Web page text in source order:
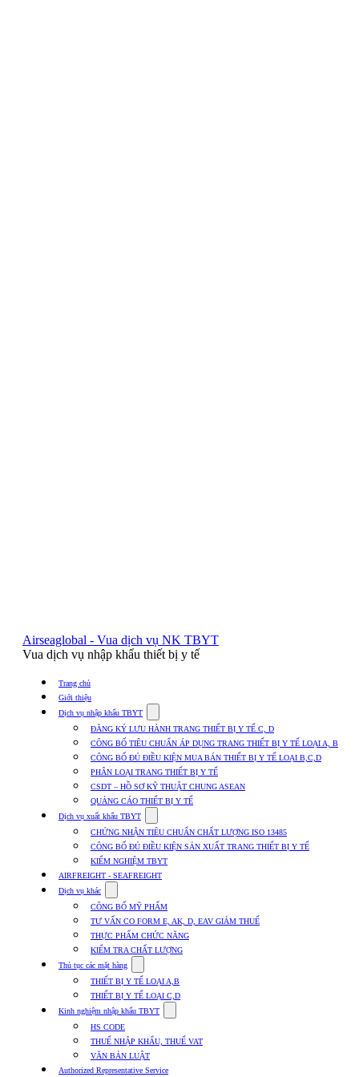
Airseaglobal - Vua dịch vụ NK TBYT
Vua dịch vụ nhập khẩu thiết bị y tế
Trang chủ
Giới thiệu
Dịch vụ nhập khẩu TBYT
submenu
for
Dịch
vụ
nhập
khẩu
TBYT
ĐĂNG KÝ LƯU HÀNH TRANG THIẾT BỊ Y TẾ C, D
CÔNG BỐ TIÊU CHUẨN ÁP DỤNG TRANG THIẾT BỊ Y TẾ LOẠI A, B
CÔNG BỐ ĐỦ ĐIỀU KIỆN MUA BÁN THIẾT BỊ Y TẾ LOẠI B,C,D
PHÂN LOẠI TRANG THIẾT BỊ Y TẾ
CSDT – HỒ SƠ KỸ THUẬT CHUNG ASEAN
QUẢNG CÁO THIẾT BỊ Y TẾ
Dịch vụ xuất khẩu TBYT
submenu
for
Dịch
vụ
xuất
TBYT
CHỨNG NHẬN TIÊU CHUẨN CHẤT LƯỢNG ISO 13485
CÔNG BỐ ĐỦ ĐIỀU KIỆN SẢN XUẤT TRANG THIẾT BỊ Y TẾ
KIỂM NGHIỆM TBYT
AIRFREIGHT - SEAFREIGHT
Dịch vụ khác
submenu
for
Dịch
vụ
khác
CÔNG BỐ MỸ PHẨM
TƯ VẤN CO FORM E, AK, D, EAV GIẢM THUẾ
THỰC PHẨM CHỨC NĂNG
KIỂM TRA CHẤT LƯỢNG
Thủ tục các mặt hàng
submenu
for
Thủ
tục
mặt
hàng
THIẾT BỊ Y TẾ LOẠI A,B
THIẾT BỊ Y TẾ LOẠI C,D
Kinh nghiệm nhập khẩu TBYT
submenu
Kinh
HS CODE
THUẾ NHẬP KHẨU, THUẾ VAT
VĂN BẢN LUẬT
Authorized Representative Service